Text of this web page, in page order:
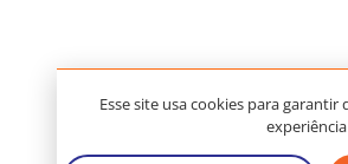
Esse site usa cookies para